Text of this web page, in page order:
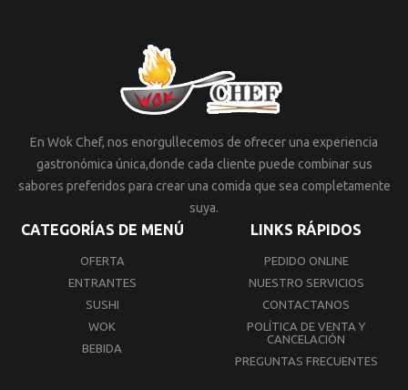
En Wok Chef, nos enorgullecemos de ofrecer una experiencia
gastronómica única,donde cada cliente puede combinar sus
sabores preferidos para crear una comida que sea completamente
suya.
CATEGORÍAS DE MENÚ
OFERTA
ENTRANTES
SUSHI
WOK
BEBIDA
LINKS RÁPIDOS
PEDIDO ONLINE
NUESTRO SERVICIOS
CONTACTANOS
POLÍTICA DE VENTA Y
CANCELACIÓN
PREGUNTAS FRECUENTES